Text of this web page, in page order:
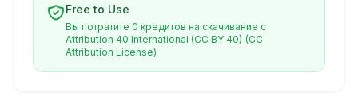
Free to Use
Вы потратите 0 кредитов на скачивание с
Attribution 40 International (CC BY 40) (CC
Attribution License)